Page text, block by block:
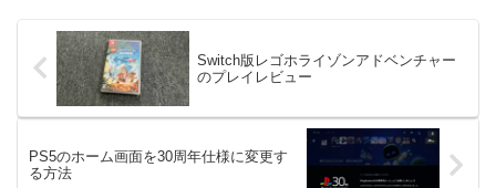
Switch版レゴホライゾンアドベンチャー
のプレイレビュー
PS5のホーム画面を30周年仕様に変更す
る方法